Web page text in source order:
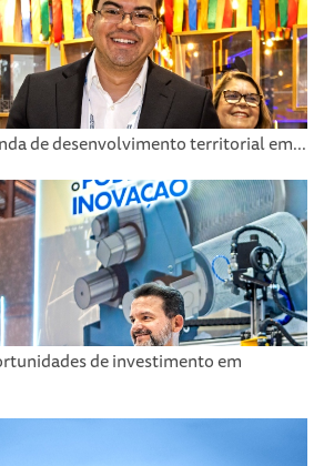
de desenvolvimento territorial em...
de investimento em